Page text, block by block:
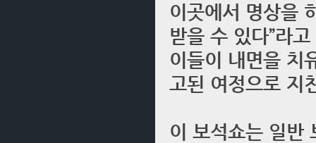
이곳에서 명상을
받을 수 있다”라
이들이 내면을 치
고된 여정으로 지
이 보석쇼는 일반